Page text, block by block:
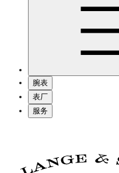
腕表
表厂
服务